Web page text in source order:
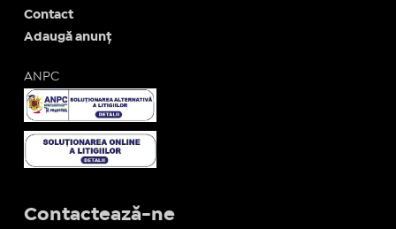
Contact
Adaugă anunț
ANPC
Contactează-ne